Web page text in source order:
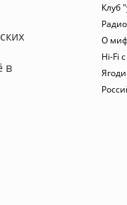
в
Клуб
О
Hi-Fi